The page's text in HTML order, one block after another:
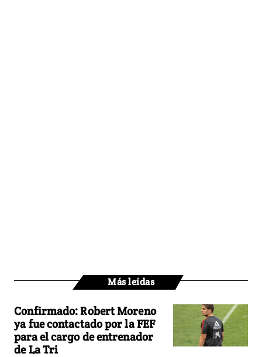
Más leídas
Confirmado: Robert Moreno
ya fue contactado por la FEF
para el cargo de entrenador
de La Tri